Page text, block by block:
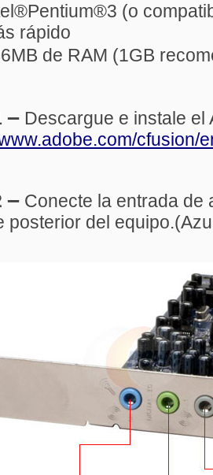
(o
rápido
de RAM (1GB
– Descargue e instale el
cfusion/
– Conecte la entrada de
posterior del